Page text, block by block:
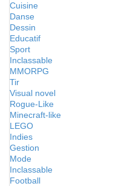
Cuisine
Danse
Dessin
Educatif
Sport
Inclassable
MMORPG
Tir
Visual novel
Rogue-Like
Minecraft-like
LEGO
Indies
Gestion
Mode
Inclassable
Football